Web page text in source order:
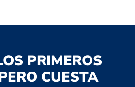
PRIMEROS
CUESTA